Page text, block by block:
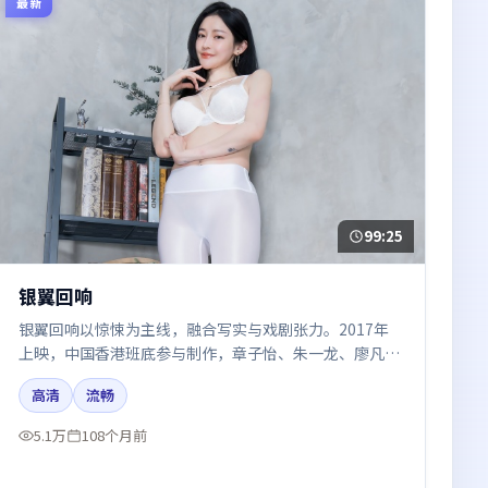
99:25
银翼回响
银翼回响以惊悚为主线，融合写实与戏剧张力。2017年
上映，中国香港班底参与制作，章子怡、朱一龙、廖凡、
白宇、河正宇在片中呈现细腻表演，影像风格统一，配乐
与剪辑强化了情绪曲线。
高清
流畅
5.1万
108个月前